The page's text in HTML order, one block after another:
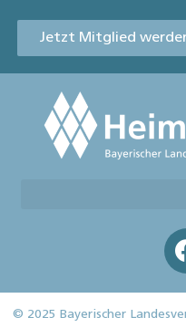
Jetzt Mitglied
© 2025 Bayerischer